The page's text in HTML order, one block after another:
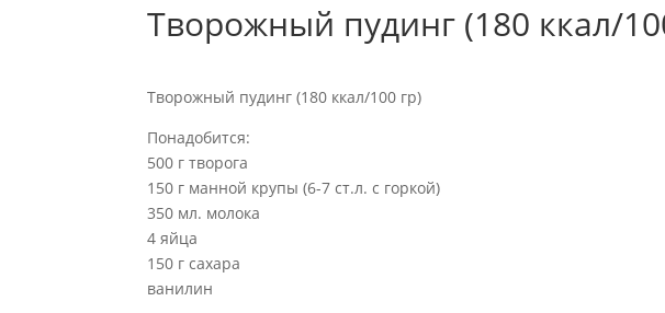
Творожный пудинг (180 ккал/
Творожный пудинг (180 ккал/100 гр)
Понадобится:
500 г творога
150 г манной крупы (6-7 ст.л. с горкой)
350 мл. молока
4 яйца
150 г сахара
ванилин